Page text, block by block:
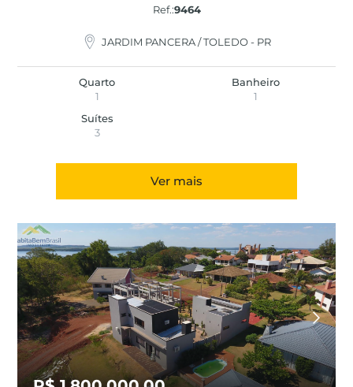
Ref.:9464
JARDIM PANCERA / TOLEDO - PR
Quarto
1
Banheiro
1
Suítes
3
Ver mais